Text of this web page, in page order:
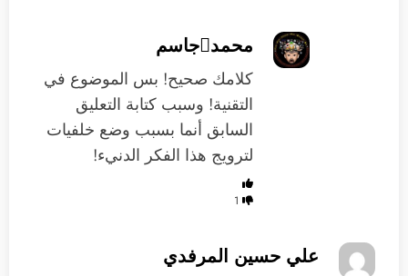
محمدجاسم
كلامك صحيح! بس الموضوع في
التقنية! وسبب كتابة التعليق
السابق أنما بسبب وضع خلفيات
لترويج هذا الفكر الدنيء!
1
علي حسين المرفدي